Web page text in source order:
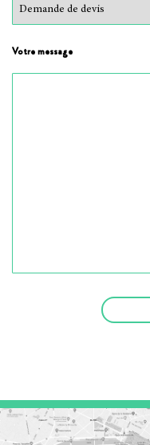
Votre message